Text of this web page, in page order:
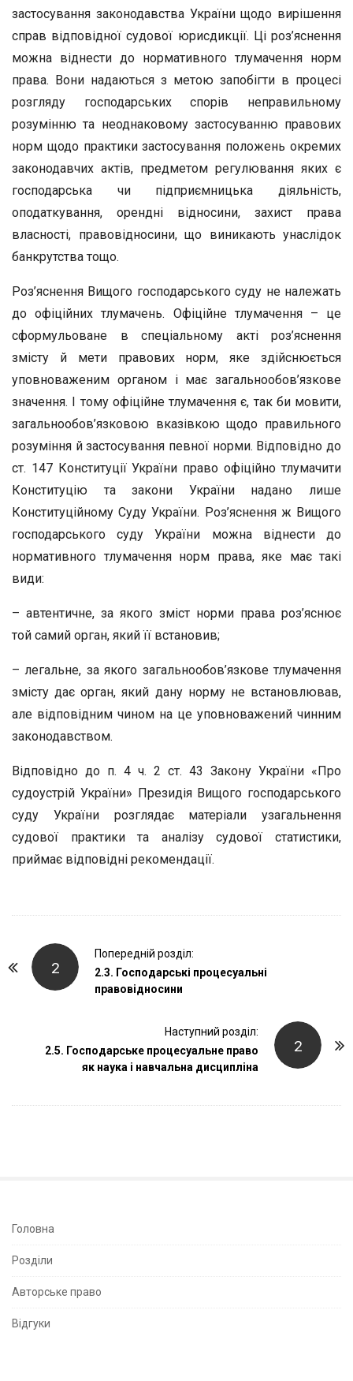
застосування законодавства України щодо вирішення
справ відповідної судової юрисдикції. Ці роз’яснення
можна віднести до нормативного тлумачення норм
права. Вони надаються з метою запобігти в процесі
розгляду господарських спорів неправильному
розумінню та неоднаковому застосуванню правових
норм щодо практики застосування положень окремих
законодавчих актів, предметом регулювання яких є
господарська чи підприємницька діяльність,
оподаткування, орендні відносини, захист права
власності, правовідносини, що виникають унаслідок
банкрутства тощо.
Роз’яснення Вищого господарського суду не належать
до офіційних тлумачень. Офіційне тлумачення – це
сформульоване в спеціальному акті роз’яснення
змісту й мети правових норм, яке здійснюється
уповноваженим органом і має загальнообов’язкове
значення. І тому офіційне тлумачення є, так би мовити,
загальнообов’язковою вказівкою щодо правильного
розуміння й застосування певної норми. Відповідно до
ст. 147 Конституції України право офіційно тлумачити
Конституцію та закони України надано лише
Конституційному Суду України. Роз’яснення ж Вищого
господарського суду України можна віднести до
нормативного тлумачення норм права, яке має такі
види:
– автентичне, за якого зміст норми права роз’яснює
той самий орган, який її встановив;
– легальне, за якого загальнообов’язкове тлумачення
змісту дає орган, який дану норму не встановлював,
але відповідним чином на це уповноважений чинним
законодавством.
Відповідно до п. 4 ч. 2 ст. 43 Закону України «Про
судоустрій України» Президія Вищого господарського
суду України розглядає матеріали узагальнення
судової практики та аналізу судової статистики,
приймає відповідні рекомендації.
2
Попередній розділ:
2.3. Господарські процесуальні
правовідносини
2
Наступний розділ:
2.5. Господарське процесуальне право
як наука і навчальна дисципліна
S
e
S
Головна
Розділи
Авторське право
Відгуки